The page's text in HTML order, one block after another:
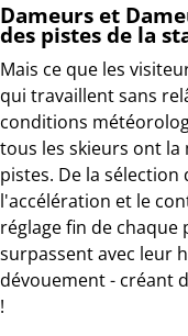
Dameurs et
des pistes de la
Mais ce que les
qui travaillent sans
conditions
tous les skieurs ont la
pistes. De la
l'accélération et le
réglage fin de chaque
surpassent avec leur
dévouement - créant
!